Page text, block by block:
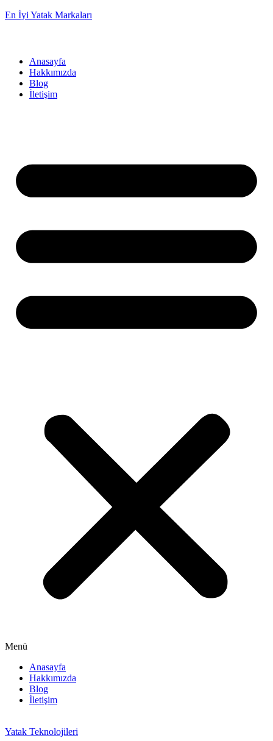
En İyi Yatak Markaları
Anasayfa
Hakkımızda
Blog
İletişim
Menü
Anasayfa
Hakkımızda
Blog
İletişim
Yatak Teknolojileri